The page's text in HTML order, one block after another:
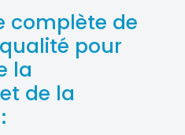
complète de
pour
la
de la